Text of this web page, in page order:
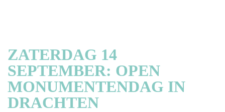
ZATERDAG 14
SEPTEMBER: OPEN
MONUMENTENDAG IN
DRACHTEN